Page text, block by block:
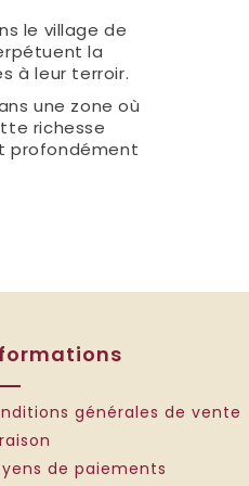
le village de
la
à leur terroir.
une zone où
richesse
profondément
générales de vente
de paiements